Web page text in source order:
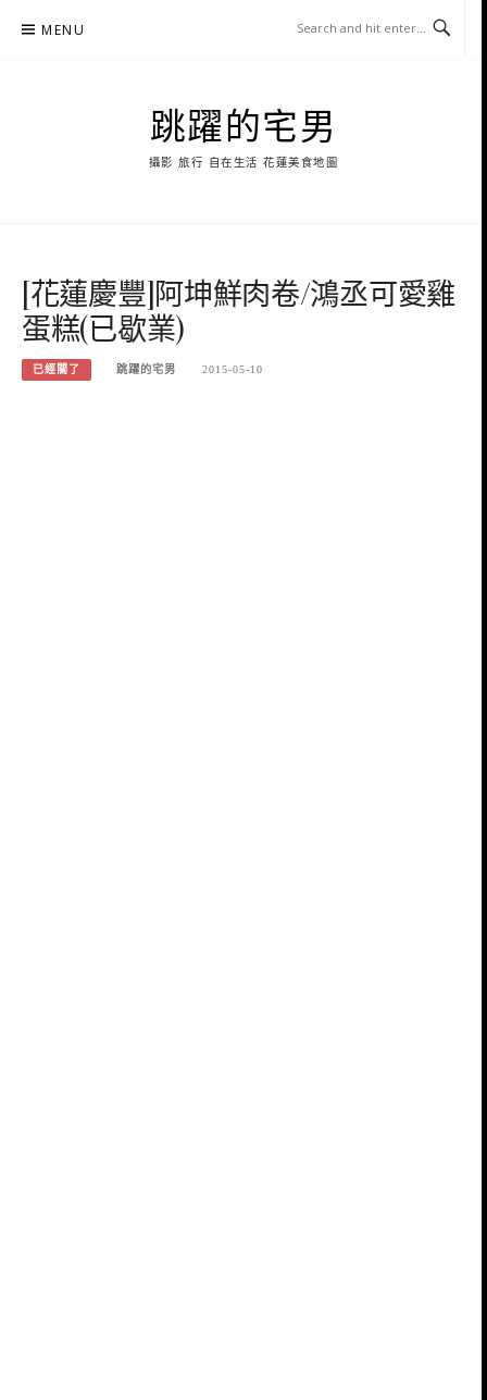
MENU
跳躍的宅男
攝影 旅行 自在生活 花蓮美食地圖
[花蓮慶豐]阿坤鮮肉卷/鴻丞可愛雞
蛋糕(已歇業)
已經關了 跳躍的宅男 2015-05-10